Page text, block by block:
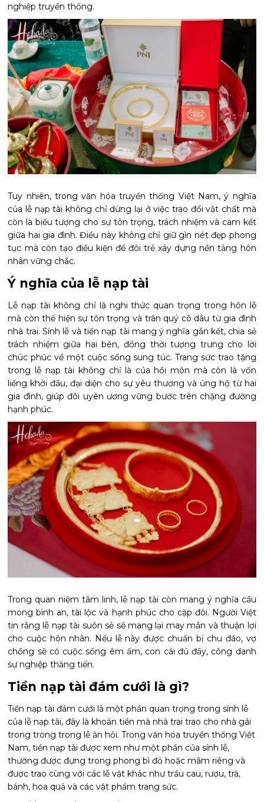
nghiệp truyền thống.
Tuy nhiên, trong văn hóa truyền thống Việt Nam, ý nghĩa
của lễ nạp tài không chỉ dừng lại ở việc trao đổi vật chất mà
còn là biểu tượng cho sự tôn trọng, trách nhiệm và cam kết
giữa hai gia đình. Điều này không chỉ giữ gìn nét đẹp phong
tục mà còn tạo điều kiện để đôi trẻ xây dựng nền tảng hôn
nhân vững chắc.
Ý nghĩa của lễ nạp tài
Lễ nạp tài không chỉ là nghi thức quan trọng trong hôn lễ
mà còn thể hiện sự tôn trọng và trân quý cô dâu từ gia đình
nhà trai. Sính lễ và tiền nạp tài mang ý nghĩa gắn kết, chia sẻ
trách nhiệm giữa hai bên, đồng thời tượng trưng cho lời
chúc phúc về một cuộc sống sung túc. Trang sức trao tặng
trong lễ nạp tài không chỉ là của hồi môn mà còn là vốn
liếng khởi đầu, đại diện cho sự yêu thương và ủng hộ từ hai
gia đình, giúp đôi uyên ương vững bước trên chặng đường
hạnh phúc.
Trong quan niệm tâm linh, lễ nạp tài còn mang ý nghĩa cầu
mong bình an, tài lộc và hạnh phúc cho cặp đôi. Người Việt
tin rằng lễ nạp tài suôn sẻ sẽ mang lại may mắn và thuận lợi
cho cuộc hôn nhân. Nếu lễ này được chuẩn bị chu đáo, vợ
chồng sẽ có cuộc sống êm ấm, con cái đủ đầy, công danh
sự nghiệp thăng tiến.
Tiền nạp tài đám cưới là gì?
Tiền nạp tài đám cưới là một phần quan trọng trong sính lễ
của lễ nạp tài, đây là khoản tiền mà nhà trai trao cho nhà gái
trong trong trong lễ ăn hỏi. Trong văn hóa truyền thống Việt
Nam, tiền nạp tài được xem như một phần của sính lễ,
thường được đựng trong phong bì đỏ hoặc mâm riêng và
được trao cùng với các lễ vật khác như trầu cau, rượu, trà,
bánh, hoa quả và các vật phẩm trang sức.